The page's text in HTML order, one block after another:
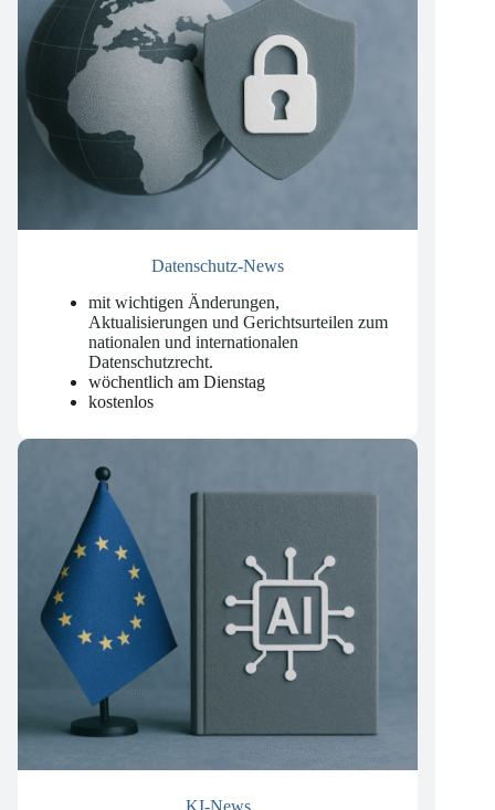
Datenschutz-News
mit wichtigen Änderungen,
Aktualisierungen und Gerichtsurteilen zum
nationalen und internationalen
Datenschutzrecht.
wöchentlich am Dienstag